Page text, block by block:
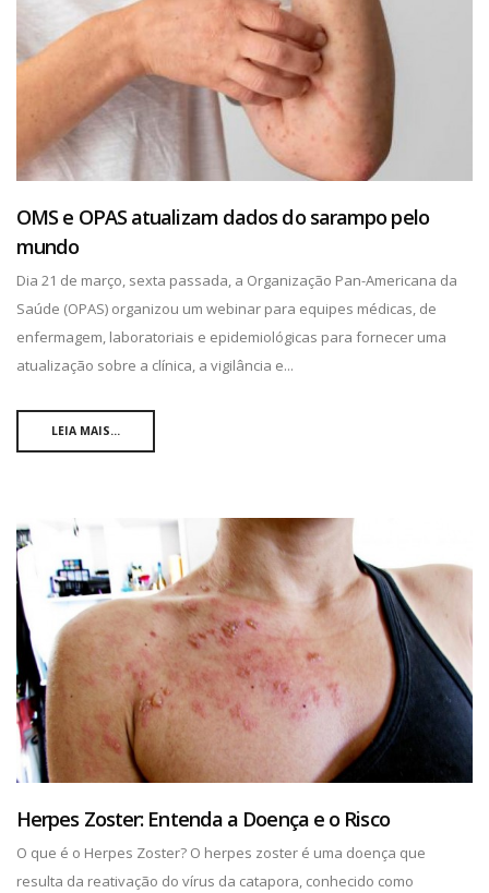
OMS e OPAS atualizam dados do sarampo pelo
mundo
Dia 21 de março, sexta passada, a Organização Pan-Americana da
Saúde (OPAS) organizou um webinar para equipes médicas, de
enfermagem, laboratoriais e epidemiológicas para fornecer uma
atualização sobre a clínica, a vigilância e...
LEIA MAIS...
Herpes Zoster: Entenda a Doença e o Risco
O que é o Herpes Zoster? O herpes zoster é uma doença que
resulta da reativação do vírus da catapora, conhecido como